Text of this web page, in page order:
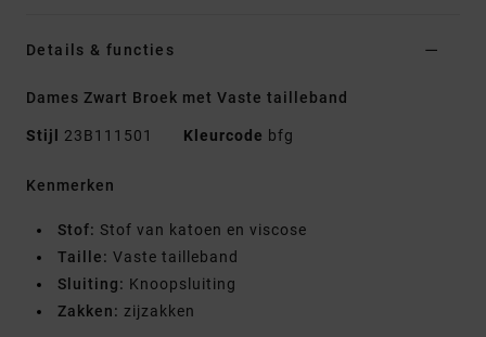
Details & functies
Dames Zwart Broek met Vaste tailleband
Stijl 23B111501 Kleurcode bfg
Kenmerken
Stof: Stof van katoen en viscose
Taille: Vaste tailleband
Sluiting: Knoopsluiting
Zakken: zijzakken